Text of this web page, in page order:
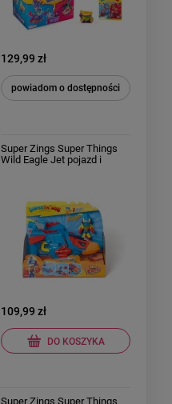
129,99 zł
powiadom o dostępności
Super Zings Super Things
Wild Eagle Jet pojazd i
109,99 zł
DO KOSZYKA
Super Zings Super Things